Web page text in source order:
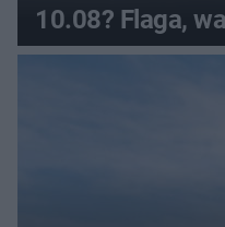
10.08? Flaga,